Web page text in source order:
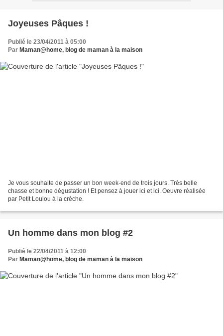
Joyeuses Pâques !
Publié le 23/04/2011 à 05:00
Par Maman@home, blog de maman à la maison
Je vous souhaite de passer un bon week-end de trois jours. Très belle
chasse et bonne dégustation ! Et pensez à jouer ici et ici. Oeuvre réalisée
par Petit Loulou à la crèche.
Un homme dans mon blog #2
Publié le 22/04/2011 à 12:00
Par Maman@home, blog de maman à la maison